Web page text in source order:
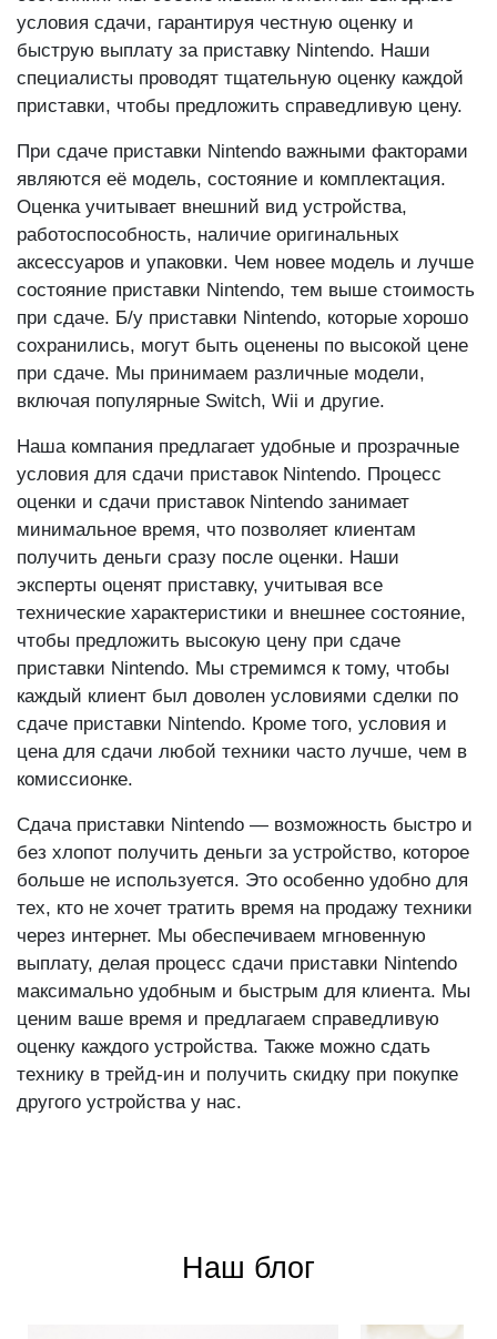
условия сдачи, гарантируя честную оценку и
быструю выплату за приставку Nintendo. Наши
специалисты проводят тщательную оценку каждой
приставки, чтобы предложить справедливую цену.
При сдаче приставки Nintendo важными факторами
являются её модель, состояние и комплектация.
Оценка учитывает внешний вид устройства,
работоспособность, наличие оригинальных
аксессуаров и упаковки. Чем новее модель и лучше
состояние приставки Nintendo, тем выше стоимость
при сдаче. Б/у приставки Nintendo, которые хорошо
сохранились, могут быть оценены по высокой цене
при сдаче. Мы принимаем различные модели,
включая популярные Switch, Wii и другие.
Наша компания предлагает удобные и прозрачные
условия для сдачи приставок Nintendo. Процесс
оценки и сдачи приставок Nintendo занимает
минимальное время, что позволяет клиентам
получить деньги сразу после оценки. Наши
эксперты оценят приставку, учитывая все
технические характеристики и внешнее состояние,
чтобы предложить высокую цену при сдаче
приставки Nintendo. Мы стремимся к тому, чтобы
каждый клиент был доволен условиями сделки по
сдаче приставки Nintendo. Кроме того, условия и
цена для сдачи любой техники часто лучше, чем в
комиссионке.
Сдача приставки Nintendo — возможность быстро и
без хлопот получить деньги за устройство, которое
больше не используется. Это особенно удобно для
тех, кто не хочет тратить время на продажу техники
через интернет. Мы обеспечиваем мгновенную
выплату, делая процесс сдачи приставки Nintendo
максимально удобным и быстрым для клиента. Мы
ценим ваше время и предлагаем справедливую
оценку каждого устройства. Также можно сдать
технику в трейд-ин и получить скидку при покупке
другого устройства у нас.
Наш блог